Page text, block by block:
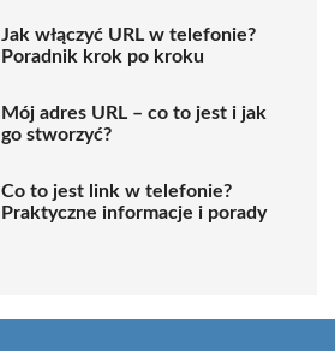
Jak włączyć URL w telefonie?
Poradnik krok po kroku
Mój adres URL – co to jest i jak
go stworzyć?
Co to jest link w telefonie?
Praktyczne informacje i porady